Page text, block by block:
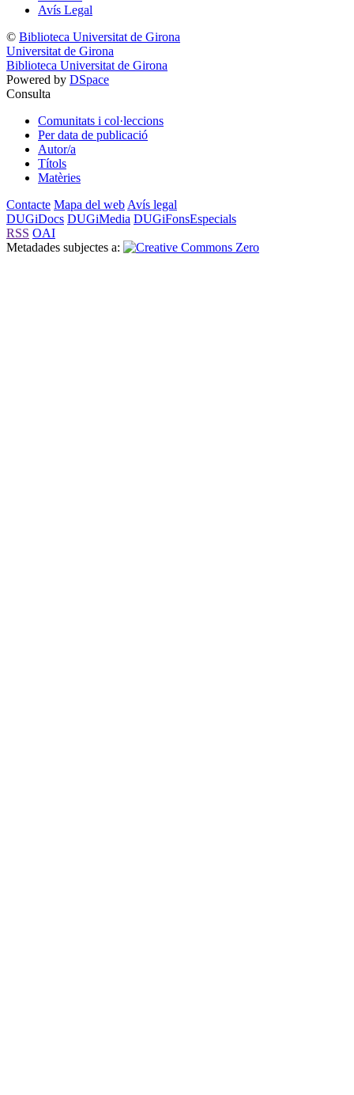
Avís Legal
© Biblioteca Universitat de Girona
Universitat de Girona
Biblioteca Universitat de Girona
Powered by DSpace
Consulta
Comunitats i col·leccions
Per data de publicació
Autor/a
Títols
Matèries
Contacte Mapa del web Avís legal
DUGiDocs DUGiMedia DUGiFonsEspecials
RSS OAI
Metadades subjectes a: